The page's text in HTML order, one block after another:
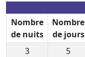
Nombre
de nuits
Nombre
de jours
3
5